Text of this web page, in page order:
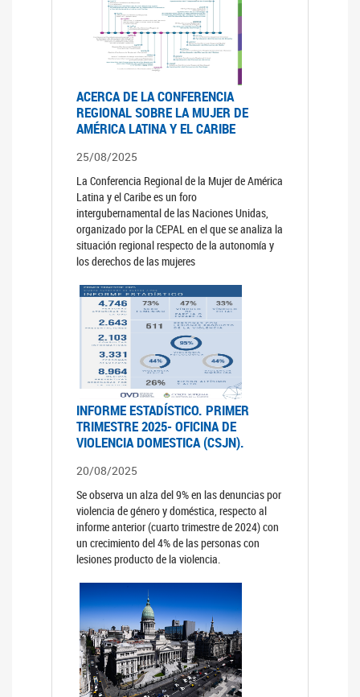
ACERCA DE LA CONFERENCIA
REGIONAL SOBRE LA MUJER DE
AMÉRICA LATINA Y EL CARIBE
25/08/2025
La Conferencia Regional de la Mujer de América
Latina y el Caribe es un foro
intergubernamental de las Naciones Unidas,
organizado por la CEPAL en el que se analiza la
situación regional respecto de la autonomía y
los derechos de las mujeres
INFORME ESTADÍSTICO. PRIMER
TRIMESTRE 2025- OFICINA DE
VIOLENCIA DOMESTICA (CSJN).
20/08/2025
Se observa un alza del 9% en las denuncias por
violencia de género y doméstica, respecto al
informe anterior (cuarto trimestre de 2024) con
un crecimiento del 4% de las personas con
lesiones producto de la violencia.